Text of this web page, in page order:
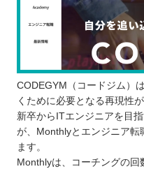
CODEGYM（コードジム）
くために必要となる再現性
新卒からITエンジニアを目
が、Monthlyとエンジニア転
ます。
Monthlyは、コーチングの